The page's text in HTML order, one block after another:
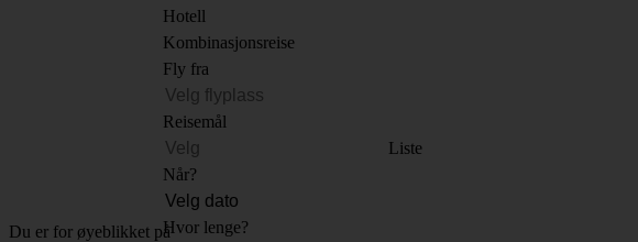
Hotell
Kombinasjonsreise
Fly fra
Reisemål
Liste
Når?
Hvor lenge?
Du er for øyeblikket på